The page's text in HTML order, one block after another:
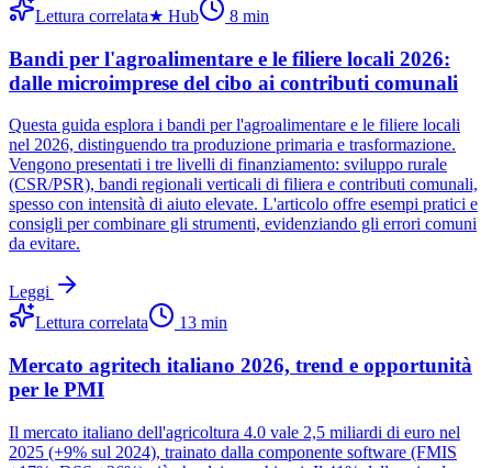
Lettura correlata★ Hub 8 min
Bandi per l'agroalimentare e le filiere locali 2026:
dalle microimprese del cibo ai contributi comunali
Questa guida esplora i bandi per l'agroalimentare e le filiere locali
nel 2026, distinguendo tra produzione primaria e trasformazione.
Vengono presentati i tre livelli di finanziamento: sviluppo rurale
(CSR/PSR), bandi regionali verticali di filiera e contributi comunali,
spesso con intensità di aiuto elevate. L'articolo offre esempi pratici e
consigli per combinare gli strumenti, evidenziando gli errori comuni
da evitare.
Leggi
Lettura correlata
13 min
Mercato agritech italiano 2026, trend e opportunità
per le PMI
Il mercato italiano dell'agricoltura 4.0 vale 2,5 miliardi di euro nel
2025 (+9% sul 2024), trainato dalla componente software (FMIS